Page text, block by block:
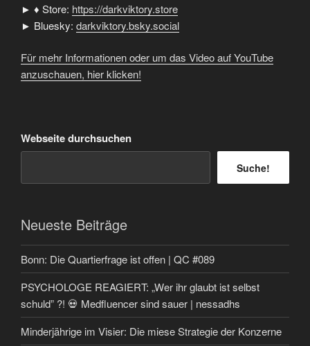
► ♦ Store: https://darkviktory.store
► Bluesky: darkviktory.bsky.social
Für mehr Informationen oder um das Video auf YouTube
anzuschauen, hier klicken!
Webseite durchsuchen
Suche!
Neueste Beiträge
Bonn: Die Quartierfrage ist offen | QC #089
PSYCHOLOGE REAGIERT: „Wer ihr glaubt ist selbst
schuld” ?! 💀 Medfluencer sind sauer | nessadhs
Minderjährige im Visier: Die miese Strategie der Konzerne